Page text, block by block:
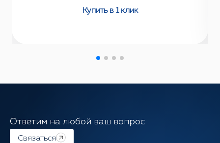
Купить в 1 клик
Ответим на любой ваш вопрос
Связаться